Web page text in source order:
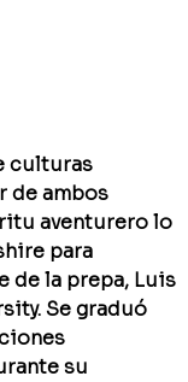
culturas
de ambos
aventurero lo
para
de la prepa, Luis
Se graduó
su